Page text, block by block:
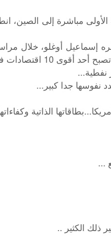
مباشرة إلى الصين،
إسماعيل أوغلو، خلال
في العالم.
نفطية...
نفوسها جدا كبير...
الذاتية
...
ذلك الكثير ..